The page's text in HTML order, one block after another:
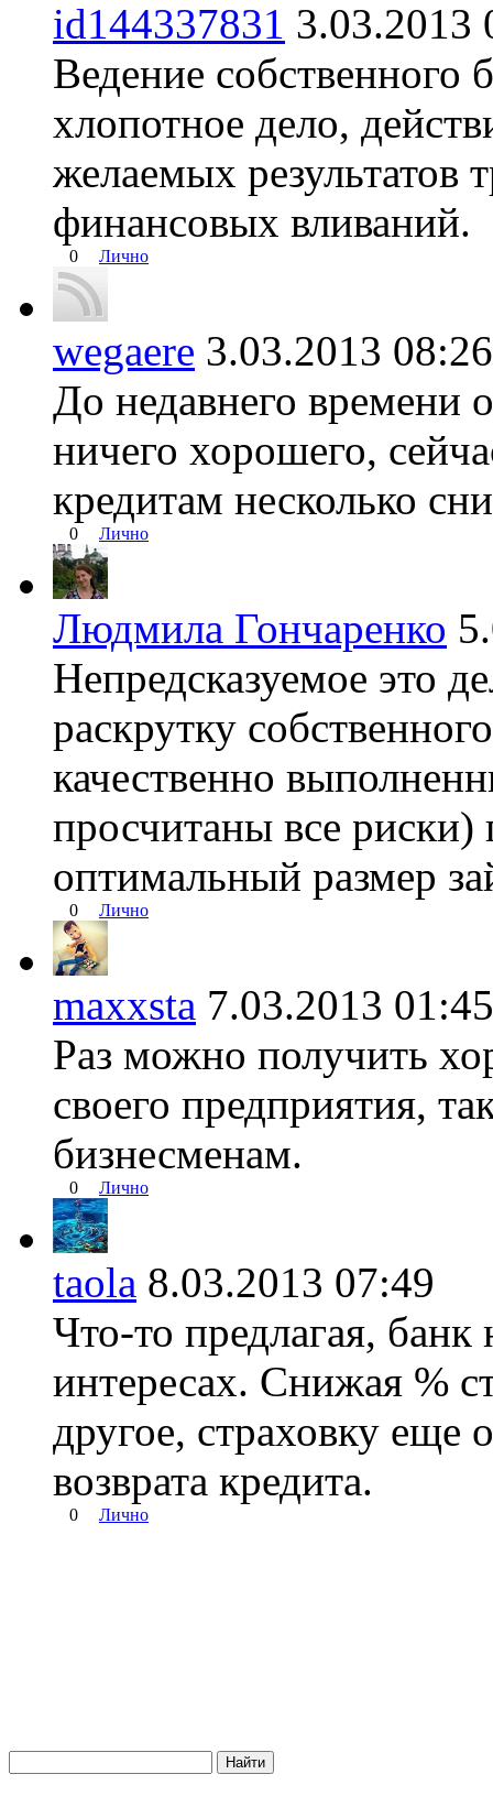
id144337831
Ведение собственного
хлопотное дело,
желаемых результатов
финансовых вливаний.
0 Лично
wegaere 3.03.2013
До недавнего времени
ничего хорошего,
кредитам несколько
0 Лично
Людмила Гончаренко
Непредсказуемое это
раскрутку
качественно
просчитаны все
оптимальный размер
0 Лично
maxxsta 7.03.2013
Раз можно получить
своего предприятия,
бизнесменам.
0 Лично
taola 8.03.2013 07:49
Что-то предлагая, банк
интересах. Снижая %
другое, страховку еще
возврата кредита.
0 Лично